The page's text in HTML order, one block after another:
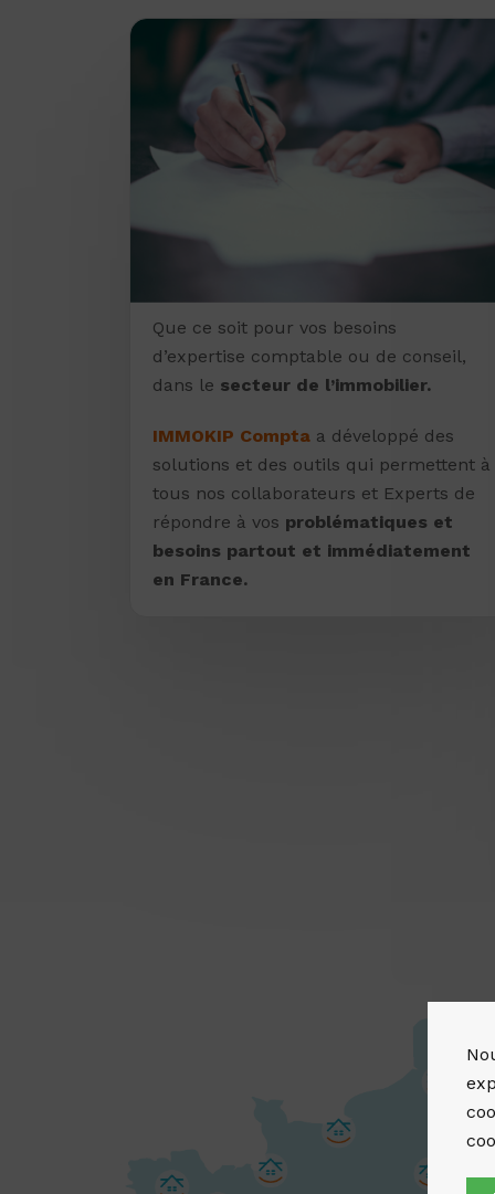
Que ce soit pour vos besoins
d’expertise comptable ou de conseil,
dans le secteur de l’immobilier.
IMMOKIP Compta a développé des
solutions et des outils qui permettent à
tous nos collaborateurs et Experts de
répondre à vos problématiques et
besoins partout et immédiatement
en France.